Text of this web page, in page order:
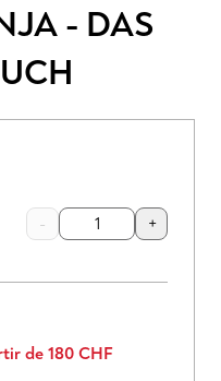
- DAS
- +
de 180 CHF